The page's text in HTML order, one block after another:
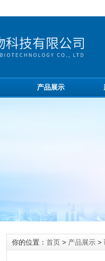
产品展示
你的位置： 首页 > 产品展示 >